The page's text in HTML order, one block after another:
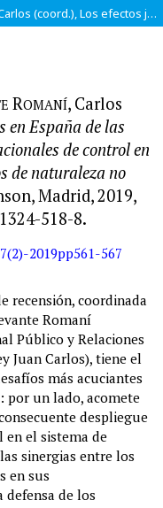
Fernández De Casadevante Romaní, Carlos (coord.), Los efectos jurídicos en España de las decisiones de los órganos internacionales de control en materia de derechos humanos de naturaleza no jurisdiccional, Editorial Dykinson, Madrid, 2019, 297 pp., ISBN 9